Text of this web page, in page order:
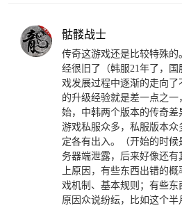
骷髅战士
传奇这游戏还是比较特殊的
经很旧了（韩服21年了，国
戏发展过程中逐渐的走向了
的升级经验就是差一点之一
始，中韩两个版本的传奇差
游戏私服众多，私服版本众
定各有出入。（开始的时候
务器端泄露，后来好像还有
上原因，有些东西出错的
戏机制、基本规则；有些东
原因众说纷纭，比如这个半